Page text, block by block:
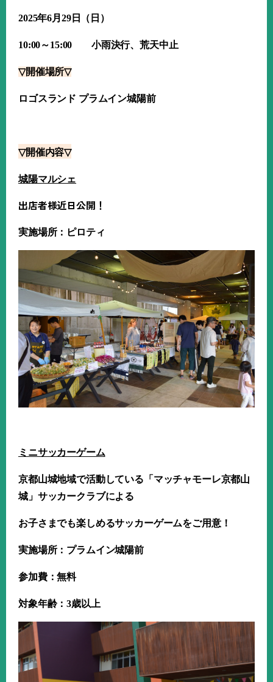
2025年6月 29日（日）
10:00～15:00 小雨決行、荒天中止
▽開催場所▽
ロゴスランド プラムイン城陽前
▽開催内容▽
城陽マルシェ
出店者様近日公開！
実施場所：ピロティ
ミニサッカーゲーム
京都山城地域で活動している「マッチャモーレ京都山
城」サッカークラブによる
お子さまでも楽しめるサッカーゲームをご用意！
実施場所：プラムイン城陽前
参加費：無料
対象年齢：3歳以上